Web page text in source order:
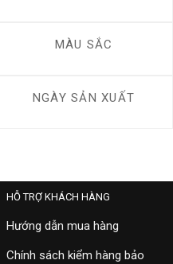
MÀU SẮC
NGÀY SẢN XUẤT
HỖ TRỢ KHÁCH HÀNG
Hướng dẫn mua hàng
Chính sách kiểm hàng bảo